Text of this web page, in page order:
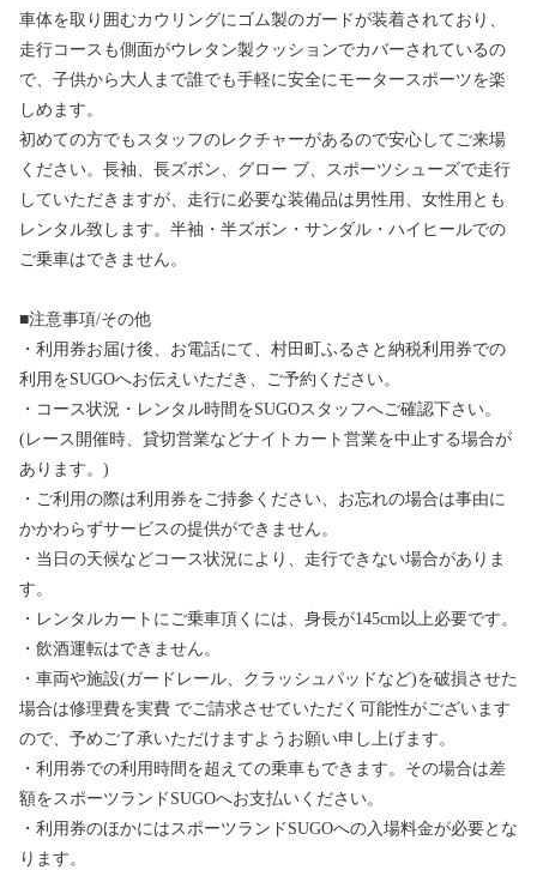
車体を取り囲むカウリングにゴム製のガードが装着されており、
走行コースも側面がウレタン製クッションでカバーされているの
で、子供から大人まで誰でも手軽に安全にモータースポーツを楽
しめます。
初めての方でもスタッフのレクチャーがあるので安心してご来場
ください。長袖、長ズボン、グロー ブ、スポーツシューズで走行
していただきますが、走行に必要な装備品は男性用、女性用とも
レンタル致します。半袖・半ズボン・サンダル・ハイヒールでの
ご乗車はできません。
■注意事項/その他
・利用券お届け後、お電話にて、村田町ふるさと納税利用券での
利用をSUGOへお伝えいただき、ご予約ください。
・コース状況・レンタル時間をSUGOスタッフへご確認下さい。
(レース開催時、貸切営業などナイトカート営業を中止する場合が
あります。)
・ご利用の際は利用券をご持参ください、お忘れの場合は事由に
かかわらずサービスの提供ができません。
・当日の天候などコース状況により、走行できない場合がありま
す。
・レンタルカートにご乗車頂くには、身長が145cm以上必要です。
・飲酒運転はできません。
・車両や施設(ガードレール、クラッシュパッドなど)を破損させた
場合は修理費を実費 でご請求させていただく可能性がございます
ので、予めご了承いただけますようお願い申し上げます。
・利用券での利用時間を超えての乗車もできます。その場合は差
額をスポーツランドSUGOへお支払いください。
・利用券のほかにはスポーツランドSUGOへの入場料金が必要とな
ります。